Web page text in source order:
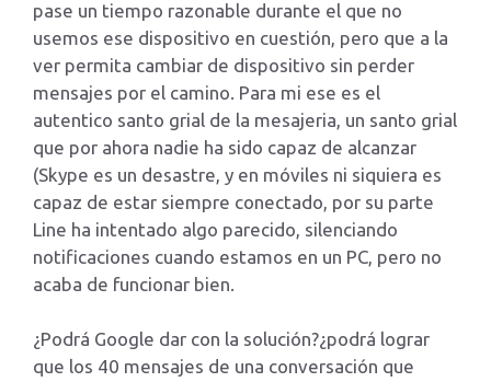
pase un tiempo razonable durante el que no
usemos ese dispositivo en cuestión, pero que a la
ver permita cambiar de dispositivo sin perder
mensajes por el camino. Para mi ese es el
autentico santo grial de la mesajeria, un santo grial
que por ahora nadie ha sido capaz de alcanzar
(Skype es un desastre, y en móviles ni siquiera es
capaz de estar siempre conectado, por su parte
Line ha intentado algo parecido, silenciando
notificaciones cuando estamos en un PC, pero no
acaba de funcionar bien.
¿Podrá Google dar con la solución?¿podrá lograr
que los 40 mensajes de una conversación que